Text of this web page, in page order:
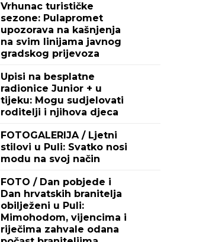
Vrhunac turističke
sezone: Pulapromet
upozorava na kašnjenja
na svim linijama javnog
gradskog prijevoza
Upisi na besplatne
radionice Junior + u
tijeku: Mogu sudjelovati
roditelji i njihova djeca
FOTOGALERIJA / Ljetni
stilovi u Puli: Svatko nosi
modu na svoj način
FOTO / Dan pobjede i
Dan hrvatskih branitelja
obilježeni u Puli:
Mimohodom, vijencima i
riječima zahvale odana